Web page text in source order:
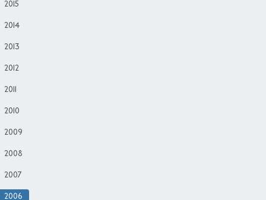
2015
2014
2013
2012
2011
2010
2009
2008
2007
2006